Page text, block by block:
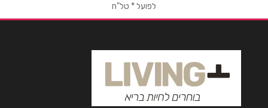
הודעה*
לפועל * טל"ח